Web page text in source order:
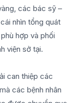
các bác sỹ –
nhìn tổng quát
hợp và phối
viện sở tại.
can thiệp các
các bệnh nhân